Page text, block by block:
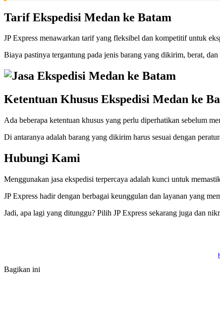
Tarif Ekspedisi Medan ke Batam
JP Express menawarkan tarif yang fleksibel dan kompetitif untuk
Biaya pastinya tergantung pada jenis barang yang dikirim, berat,
Ketentuan Khusus Ekspedisi Medan ke
Ada beberapa ketentuan khusus yang perlu diperhatikan sebelum
Di antaranya adalah barang yang dikirim harus sesuai dengan
Hubungi Kami
Menggunakan jasa ekspedisi terpercaya adalah kunci untuk
JP Express hadir dengan berbagai keunggulan dan layanan yang
Jadi, apa lagi yang ditunggu? Pilih JP Express sekarang juga dan
Bagikan ini